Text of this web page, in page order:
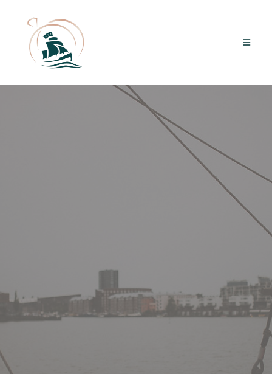
FAQ
Veelgestelde